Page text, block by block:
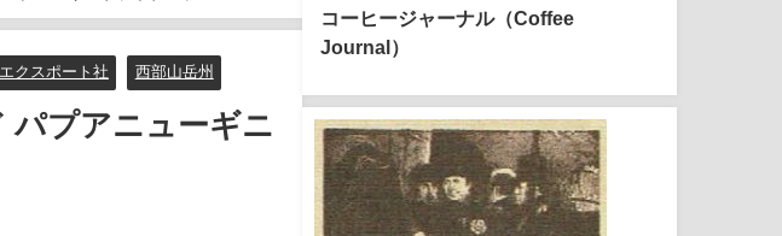
クスポート社 西部山岳州
パプアニューギニ
コーヒージャーナル（Coffee
Journal）